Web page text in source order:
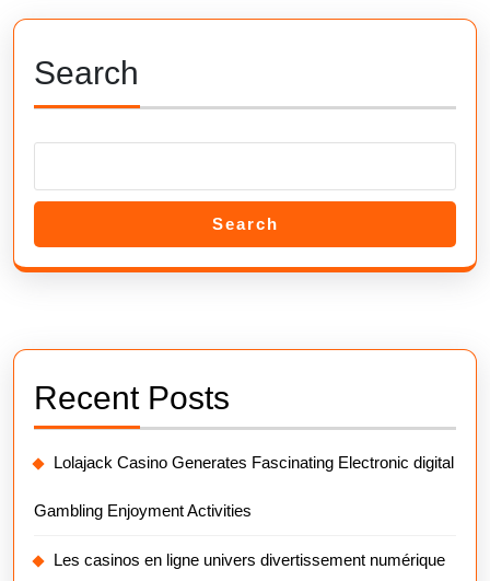
Search
Search
Recent Posts
Lolajack Casino Generates Fascinating Electronic digital
Gambling Enjoyment Activities
Les casinos en ligne univers divertissement numérique